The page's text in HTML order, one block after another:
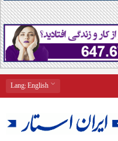
Lang: English